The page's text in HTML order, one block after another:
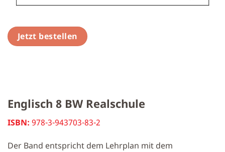
Jetzt bestellen
Englisch 8 BW Realschule
ISBN: 978-3-943703-83-2
Der Band entspricht dem Lehrplan mit dem